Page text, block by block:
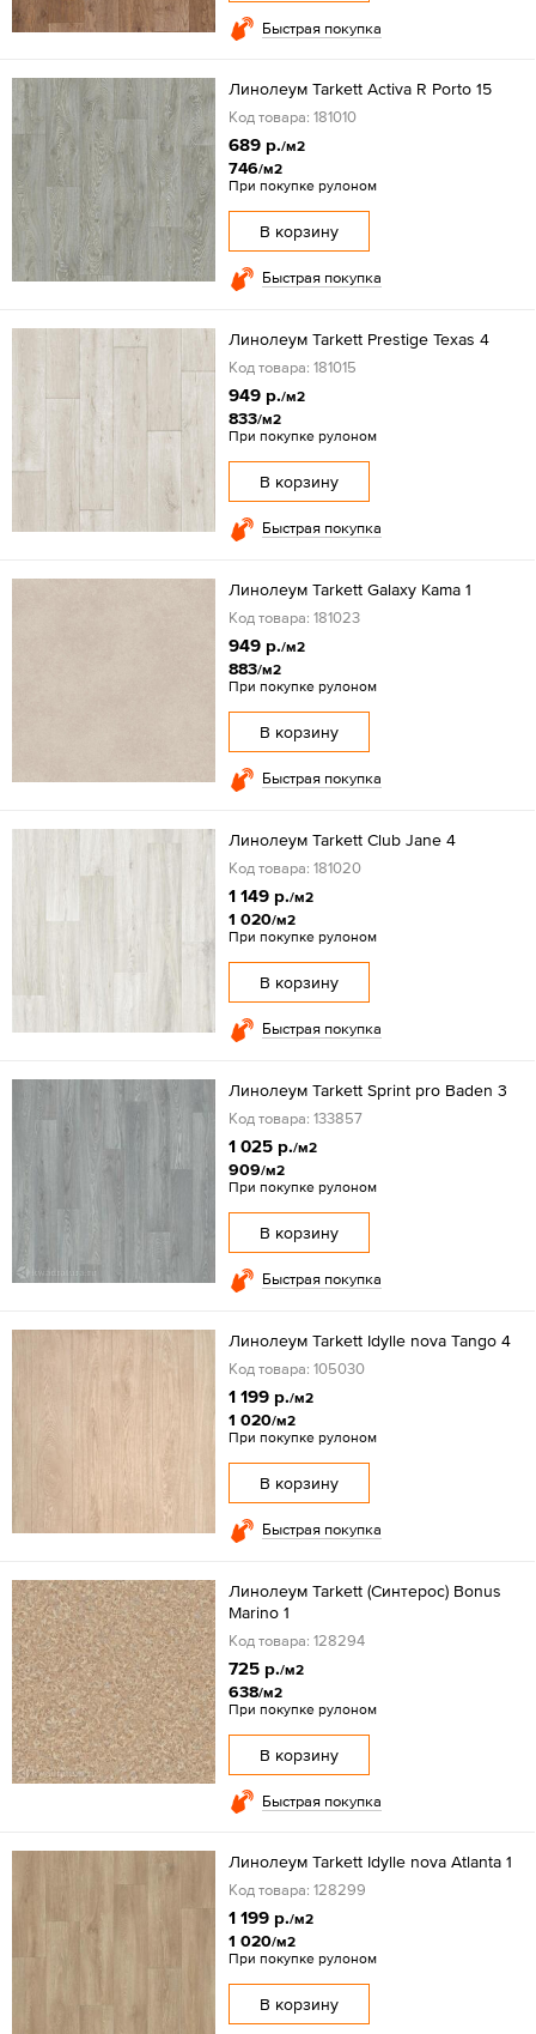
Быстрая покупка
Линолеум Tarkett Activa R Porto 15
Код товара: 181010
689 р./м2
746/м2
При покупке рулоном
В корзину
Быстрая покупка
Линолеум Tarkett Prestige Texas 4
Код товара: 181015
949 р./м2
833/м2
При покупке рулоном
В корзину
Быстрая покупка
Линолеум Tarkett Galaxy Kama 1
Код товара: 181023
949 р./м2
883/м2
При покупке рулоном
В корзину
Быстрая покупка
Линолеум Tarkett Club Jane 4
Код товара: 181020
1 149 р./м2
1 020/м2
При покупке рулоном
В корзину
Быстрая покупка
Линолеум Tarkett Sprint pro Baden 3
Код товара: 133857
1 025 р./м2
909/м2
При покупке рулоном
В корзину
Быстрая покупка
Линолеум Tarkett Idylle nova Tango 4
Код товара: 105030
1 199 р./м2
1 020/м2
При покупке рулоном
В корзину
Быстрая покупка
Линолеум Tarkett (Синтерос) Bonus
Marino 1
Код товара: 128294
725 р./м2
638/м2
При покупке рулоном
В корзину
Быстрая покупка
Линолеум Tarkett Idylle nova Atlanta 1
Код товара: 128299
1 199 р./м2
1 020/м2
При покупке рулоном
В корзину